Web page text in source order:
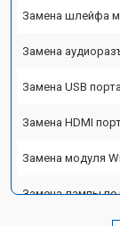
Замена шлейфа
Замена
Замена USB порта
Замена HDMI
Замена модуля
Замена лампы